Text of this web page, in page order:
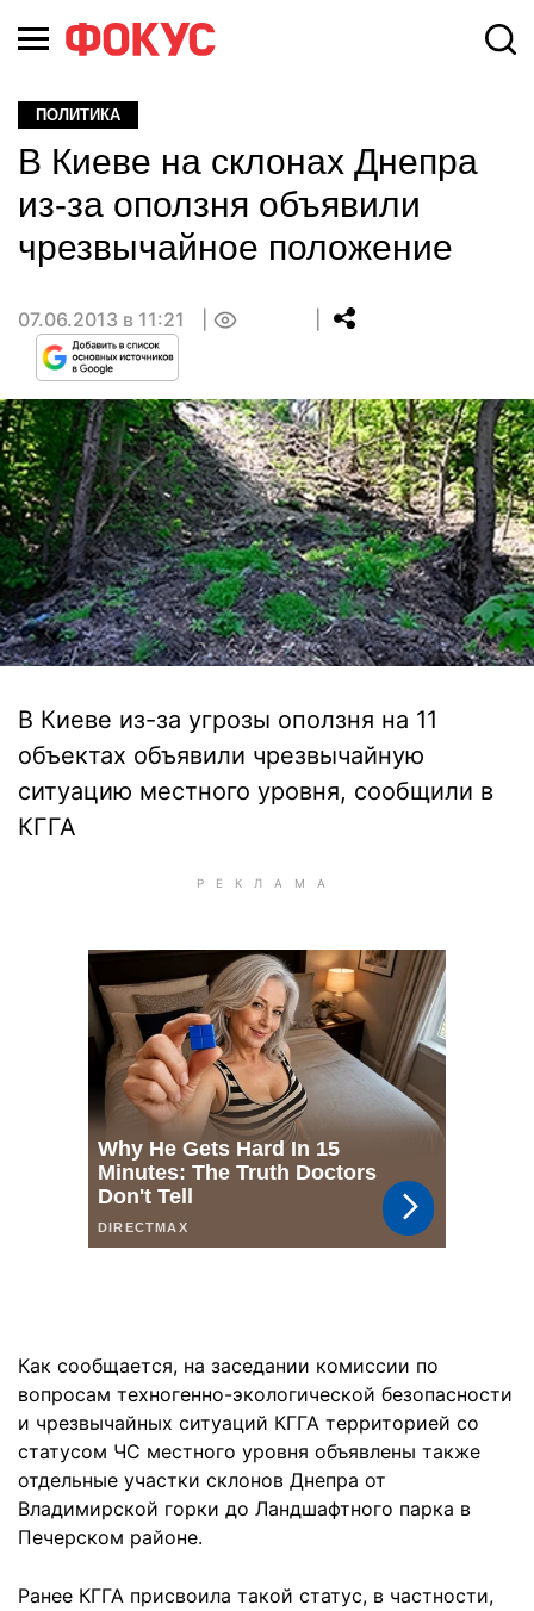
ПОЛИТИКА
В Киеве на склонах Днепра
из-за оползня объявили
чрезвычайное положение
07.06.2013 в 11:21
В Киеве из-за угрозы оползня на 11
объектах объявили чрезвычайную
ситуацию местного уровня, сообщили в
КГГА
Как сообщается, на заседании комиссии по
вопросам техногенно-экологической безопасности
и чрезвычайных ситуаций КГГА территорией со
статусом ЧС местного уровня объявлены также
отдельные участки склонов Днепра от
Владимирской горки до Ландшафтного парка в
Печерском районе.
Ранее КГГА присвоила такой статус, в частности,